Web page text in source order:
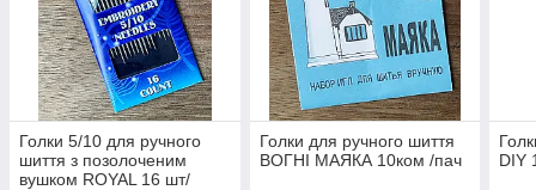
Голки 5/10 для ручного
шиття з позолоченим
вушком ROYAL 16 шт/
Голки для ручного шиття
ВОГНІ МАЯКА 10ком /пач
DIY